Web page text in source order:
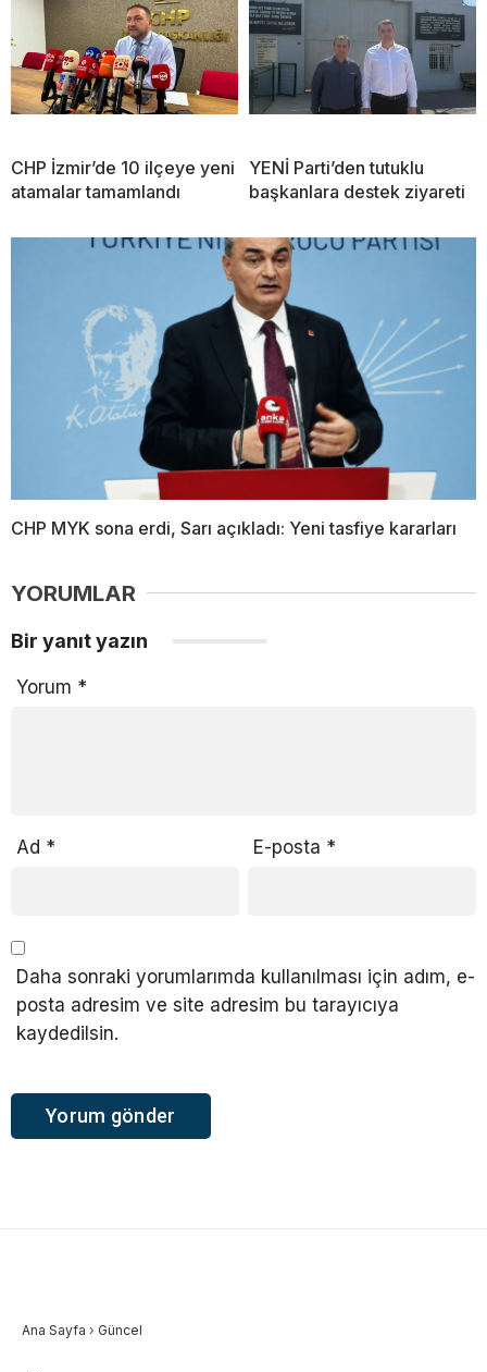
CHP İzmir’de 10 ilçeye yeni
atamalar tamamlandı
YENİ Parti’den tutuklu
başkanlara destek ziyareti
CHP MYK sona erdi, Sarı açıkladı: Yeni tasfiye kararları
YORUMLAR
Bir yanıt yazın
Yorum *
Ad * E-posta *
Daha sonraki yorumlarımda kullanılması için adım, e-
posta adresim ve site adresim bu tarayıcıya
kaydedilsin.
Ana Sayfa › Güncel